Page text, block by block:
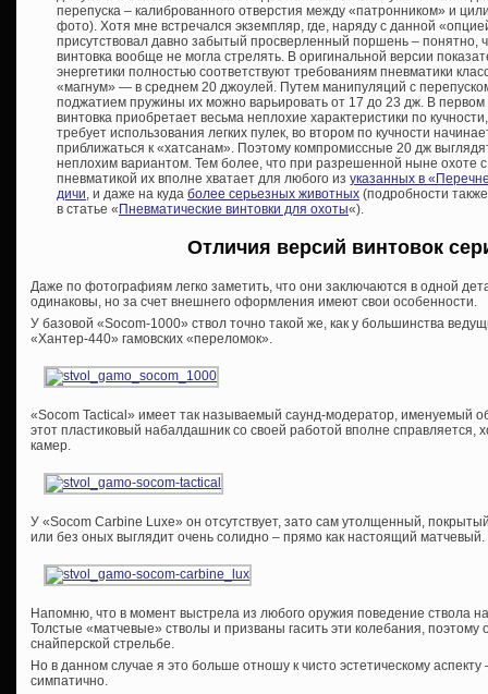
перепуска – калиброванного отверстия между «патронником» и
фото). Хотя мне встречался экземпляр, где, наряду с данной
присутствовал давно забытый просверленный поршень – понятно,
винтовка вообще не могла стрелять. В оригинальной версии
энергетики полностью соответствуют требованиям пневматики
«магнум» — в среднем 20 джоулей. Путем манипуляций с
поджатием пружины их можно варьировать от 17 до 23 дж. В первом
винтовка приобретает весьма неплохие характеристики по
требует использования легких пулек, во втором по кучности
приближаться к «хатсанам». Поэтому компромиссные 20 дж
неплохим вариантом. Тем более, что при разрешенной ныне охоте с
пневматикой их вполне хватает для любого из указанных в
дичи, и даже на куда более серьезных животных (подробности
в статье « Пневматические винтовки для охоты«).
Отличия версий винтовок
Даже по фотографиям легко заметить, что они заключаются в одной
одинаковы, но за счет внешнего оформления имеют свои особенности.
У базовой «Socom-1000» ствол точно такой же, как у большинства
«Хантер-440» гамовских «переломок».
«Socom Tactical» имеет так называемый саунд-модератор, именуемый
этот пластиковый набалдашник со своей работой вполне справляется,
камер.
У «Socom Carbine Luxe» он отсутствует, зато сам утолщенный,
или без оных выглядит очень солидно – прямо как настоящий матчевый.
Напомню, что в момент выстрела из любого оружия поведение ствола
Толстые «матчевые» стволы и призваны гасить эти колебания, поэтому
снайперской стрельбе.
Но в данном случае я это больше отношу к чисто эстетическому
симпатично.